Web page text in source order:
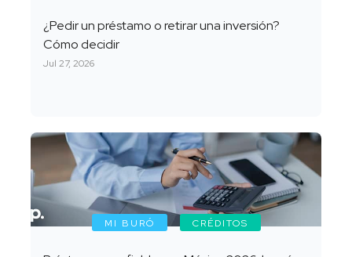
¿Pedir un préstamo o retirar una inversión?
Cómo decidir
Jul 27, 2026
MI BURÓ CRÉDITOS